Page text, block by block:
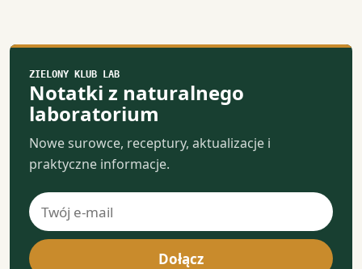
ZIELONY KLUB LAB
Notatki z naturalnego
laboratorium
Nowe surowce, receptury, aktualizacje i
praktyczne informacje.
Adres
e-
mail
Dołącz